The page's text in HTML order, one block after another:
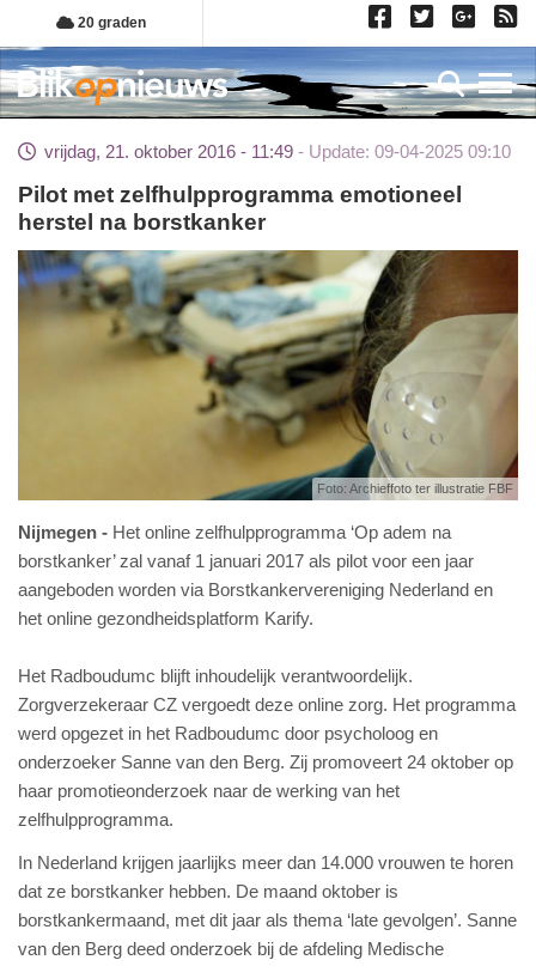
Overslaan
en
naar
de
gaan
20 graden
vrijdag, 21. oktober 2016 - 11:49 Update: 09-04-2025 09:10
Pilot met zelfhulpprogramma emotioneel
herstel na borstkanker
Foto: Archieffoto ter illustratie FBF
Nijmegen
Het online zelfhulpprogramma ‘Op adem na
borstkanker’ zal vanaf 1 januari 2017 als pilot voor een jaar
aangeboden worden via Borstkankervereniging Nederland en
het online gezondheidsplatform Karify.
Het Radboudumc blijft inhoudelijk verantwoordelijk.
Zorgverzekeraar CZ vergoedt deze online zorg. Het programma
werd opgezet in het Radboudumc door psycholoog en
onderzoeker Sanne van den Berg. Zij promoveert 24 oktober op
haar promotieonderzoek naar de werking van het
zelfhulpprogramma.
In Nederland krijgen jaarlijks meer dan 14.000 vrouwen te horen
dat ze borstkanker hebben. De maand oktober is
borstkankermaand, met dit jaar als thema ‘late gevolgen’. Sanne
van den Berg deed onderzoek bij de afdeling Medische